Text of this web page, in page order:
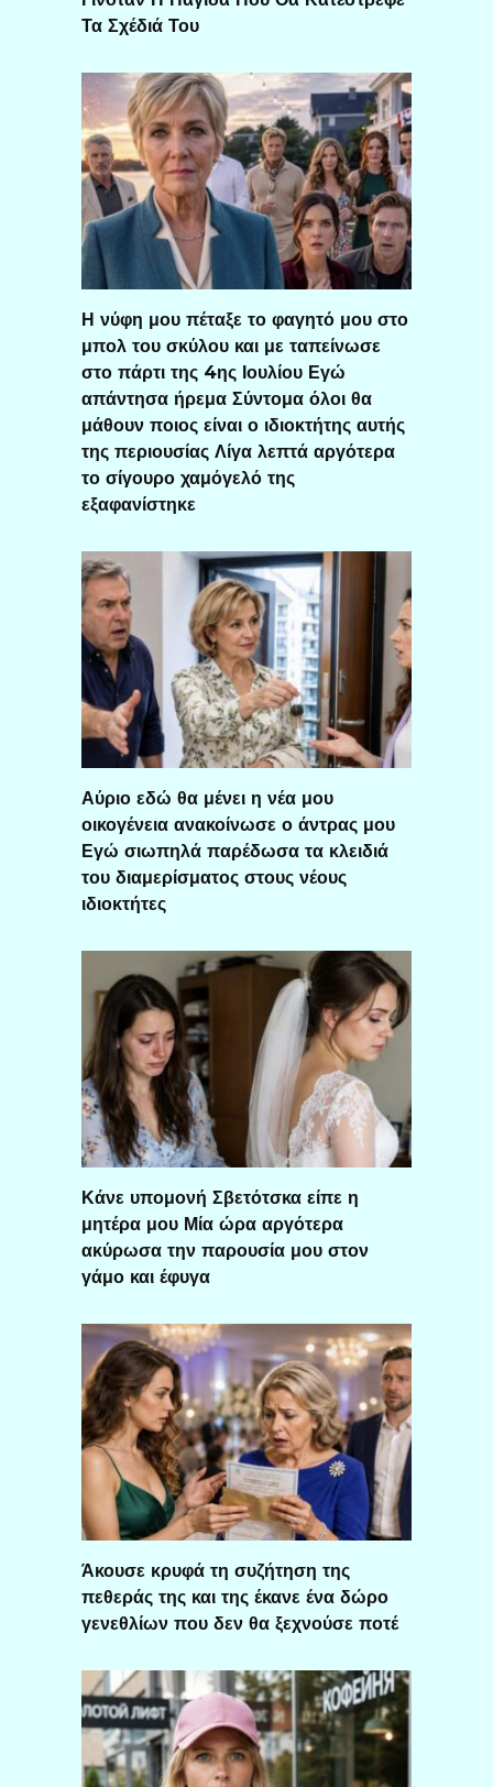
Τα Σχέδιά Του
Η νύφη μου πέταξε το φαγητό μου στο
μπολ του σκύλου και με ταπείνωσε
στο πάρτι της 4ης Ιουλίου Εγώ
απάντησα ήρεμα Σύντομα όλοι θα
μάθουν ποιος είναι ο ιδιοκτήτης αυτής
της περιουσίας Λίγα λεπτά αργότερα
το σίγουρο χαμόγελό της
εξαφανίστηκε
Αύριο εδώ θα μένει η νέα μου
οικογένεια ανακοίνωσε ο άντρας μου
Εγώ σιωπηλά παρέδωσα τα κλειδιά
του διαμερίσματος στους νέους
ιδιοκτήτες
Κάνε υπομονή Σβετότσκα είπε η
μητέρα μου Μία ώρα αργότερα
ακύρωσα την παρουσία μου στον
γάμο και έφυγα
Άκουσε κρυφά τη συζήτηση της
πεθεράς της και της έκανε ένα δώρο
γενεθλίων που δεν θα ξεχνούσε ποτέ